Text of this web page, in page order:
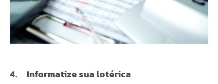
4. Informatize sua lotérica